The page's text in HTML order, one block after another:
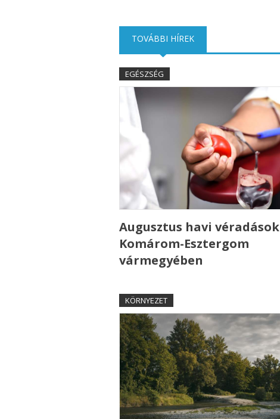
TOVÁBBI HÍREK(AKTÍV FÜL)
EGÉSZSÉG
Augusztus havi véradások
Komárom-Esztergom
vármegyében
KÖRNYEZET